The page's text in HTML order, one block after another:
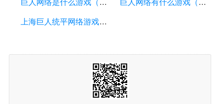
巨人网络是什么游戏（巨人网络介绍） 巨人网络有什么游戏（巨人网络网游）
上海巨人统平网络游戏（上海巨人统平网络官网）